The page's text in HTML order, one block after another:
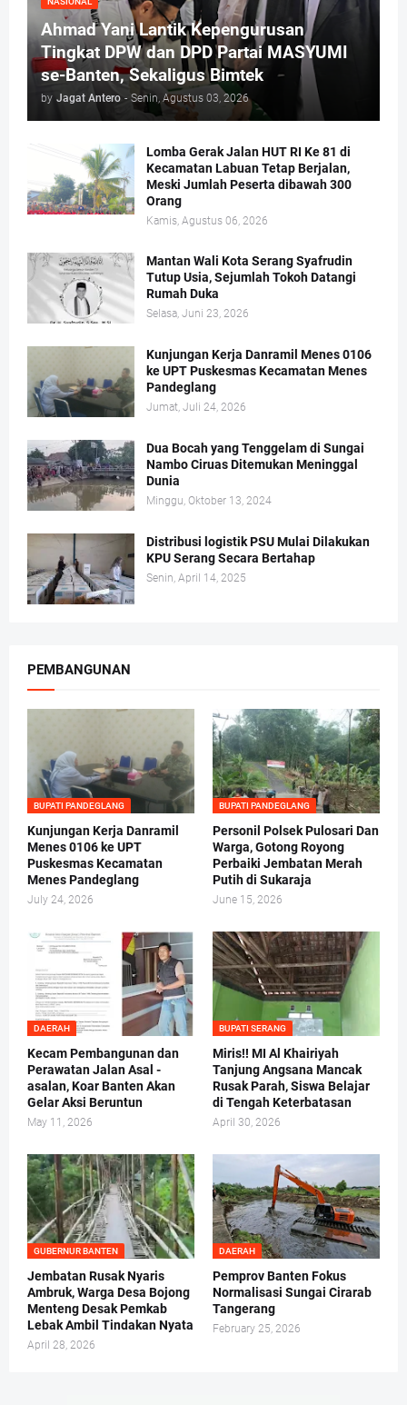
Ahmad Yani Lantik Kepengurusan
Tingkat DPW dan DPD Partai MASYUMI
se-Banten, Sekaligus Bimtek
by Jagat Antero - Senin, Agustus 03, 2026
Lomba Gerak Jalan HUT RI Ke 81 di
Kecamatan Labuan Tetap Berjalan,
Meski Jumlah Peserta dibawah 300
Orang
Kamis, Agustus 06, 2026
Mantan Wali Kota Serang Syafrudin
Tutup Usia, Sejumlah Tokoh Datangi
Rumah Duka
Selasa, Juni 23, 2026
Kunjungan Kerja Danramil Menes 0106
ke UPT Puskesmas Kecamatan Menes
Pandeglang
Jumat, Juli 24, 2026
Dua Bocah yang Tenggelam di Sungai
Nambo Ciruas Ditemukan Meninggal
Dunia
Minggu, Oktober 13, 2024
Distribusi logistik PSU Mulai Dilakukan
KPU Serang Secara Bertahap
Senin, April 14, 2025
PEMBANGUNAN
BUPATI PANDEGLANG
Kunjungan Kerja Danramil
Menes 0106 ke UPT
Puskesmas Kecamatan
Menes Pandeglang
July 24, 2026
BUPATI PANDEGLANG
Personil Polsek Pulosari Dan
Warga, Gotong Royong
Perbaiki Jembatan Merah
Putih di Sukaraja
June 15, 2026
DAERAH
Kecam Pembangunan dan
Perawatan Jalan Asal -
asalan, Koar Banten Akan
Gelar Aksi Beruntun
May 11, 2026
BUPATI SERANG
Miris!! MI Al Khairiyah
Tanjung Angsana Mancak
Rusak Parah, Siswa Belajar
di Tengah Keterbatasan
April 30, 2026
GUBERNUR BANTEN
Jembatan Rusak Nyaris
Ambruk, Warga Desa Bojong
Menteng Desak Pemkab
Lebak Ambil Tindakan Nyata
April 28, 2026
DAERAH
Pemprov Banten Fokus
Normalisasi Sungai Cirarab
Tangerang
February 25, 2026